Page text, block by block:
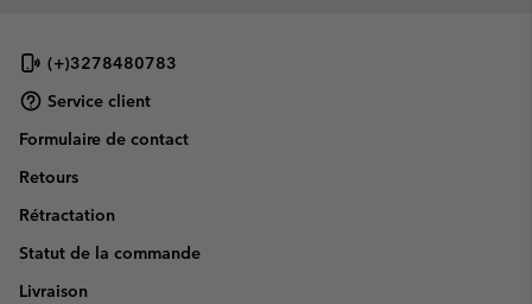
(+)3278480783
Service client
Formulaire de contact
Retours
Rétractation
Statut de la commande
Livraison